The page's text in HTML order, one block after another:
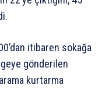
itibaren sokağa
gönderilen
kurtarma